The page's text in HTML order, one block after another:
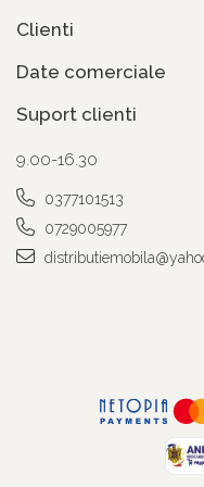
Clienti
Date comerciale
Suport clienti
9.00-16.30
0377101513
0729005977